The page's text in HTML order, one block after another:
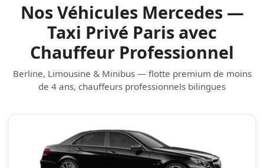
Nos Véhicules Mercedes —
Taxi Privé Paris avec
Chauffeur Professionnel
Berline, Limousine & Minibus — flotte premium de moins
de 4 ans, chauffeurs professionnels bilingues